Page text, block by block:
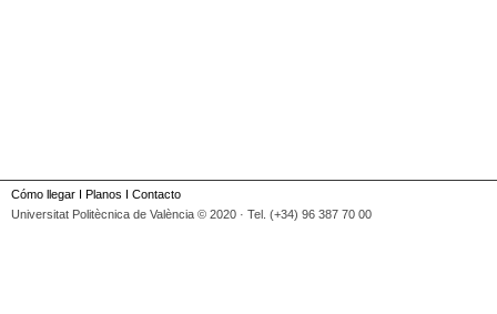
Cómo llegar I Planos I Contacto
Universitat Politècnica de València © 2020 · Tel. (+34) 96 387 70 00